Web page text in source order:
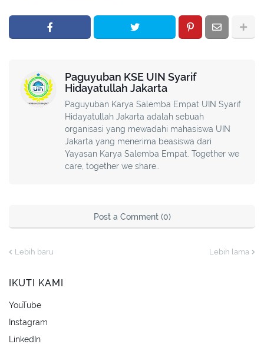
Paguyuban KSE UIN Syarif
Hidayatullah Jakarta
Paguyuban Karya Salemba Empat UIN Syarif
Hidayatullah Jakarta adalah sebuah
organisasi yang mewadahi mahasiswa UIN
Jakarta yang menerima beasiswa dari
Yayasan Karya Salemba Empat. Together we
care, together we share..
Post a Comment (0)
Lebih baru Lebih lama
IKUTI KAMI
YouTube
Instagram
LinkedIn